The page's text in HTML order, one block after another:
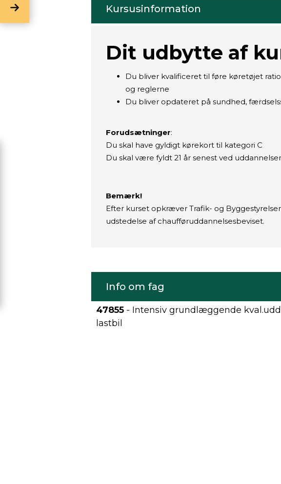
Kursusinformation
Dit udbytte af
Du bliver kvalificeret til føre køretøjet
og reglerne
Du bliver opdateret på sundhed,
Forudsætninger:
Du skal have gyldigt kørekort til kategori C
Du skal være fyldt 21 år senest ved
Bemærk!
Efter kurset opkræver Trafik- og
udstedelse af chaufføruddannelsesbeviset.
Info om fag
47855 - Intensiv grundlæggende
lastbil